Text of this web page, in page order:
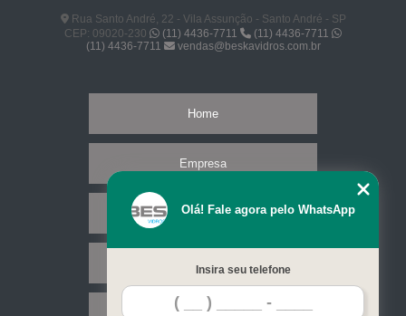
Rua Santo André, 22 - Vila Assunção - Santo André - SP
CEP: 09020-230
(11) 4436-7711
(11) 4436-7711
(11) 4436-7711
vendas@beskavidros.com.br
Home
Empresa
Missão
Serviços
Contato
Olá! Fale agora pelo WhatsApp
Insira seu telefone